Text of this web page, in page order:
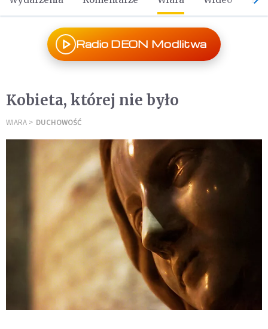
Radio DEON Modlitwa
Kobieta, której nie było
WIARA DUCHOWOŚĆ